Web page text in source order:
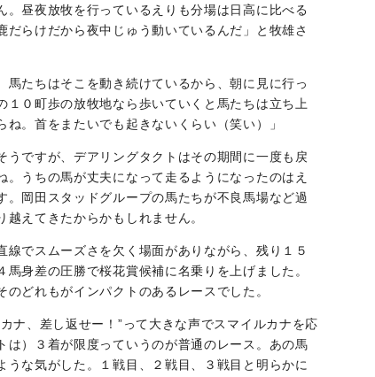
昼夜放牧を行っているえりも分場は日高に比べる
らけだから夜中じゅう動いているんだ」と牧雄さ
馬たちはそこを動き続けているから、朝に見に行っ
０町歩の放牧地なら歩いていくと馬たちは立ち上
。首をまたいでも起きないくらい（笑い）」
ですが、デアリングタクトはその期間に一度も戻
うちの馬が丈夫になって走るようになったのはえ
岡田スタッドグループの馬たちが不良馬場など過
えてきたからかもしれません。
でスムーズさを欠く場面がありながら、残り１５
身差の圧勝で桜花賞候補に名乗りを上げました。
どれもがインパクトのあるレースでした。
ナ、差し返せー！”って大きな声でスマイルカナを応
）３着が限度っていうのが普通のレース。あの馬
な気がした。１戦目、２戦目、３戦目と明らかに